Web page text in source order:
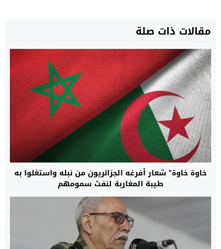
مقالات ذات صلة
خاوة خاوة” شعار أفرغه الجزائريون من نبله واستغلوا به
طيبة المغاربة لنفث سمومهم